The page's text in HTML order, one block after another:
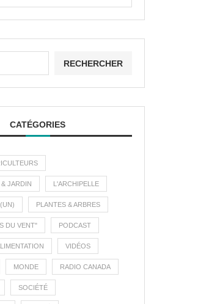
RECHERCHER
CATÉGORIES
JARDIN L'ARCHIPELLE
PLANTES & ARBRES
DU VENT" PODCAST
VIDÉOS
MONDE RADIO CANADA
SOCIÉTÉ